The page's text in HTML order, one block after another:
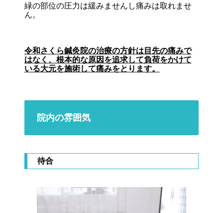
緑の部位の圧力は緩みませんし痛みは取れませ
ん。
令和さくら鍼灸院の治療の方針は目先の痛みで
はなく、根本的な原因を追求して負荷をかけて
いる大元を施術して痛みをとります。
院内の雰囲気
待合